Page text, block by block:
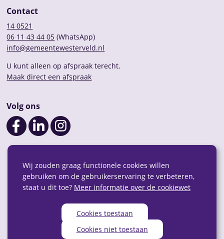
Wij zouden graag functionele cookies willen
gebruiken om de gebruikerservaring te verbeteren,
staat u dit toe? Meer informatie over de cookiewet
Cookies toestaan
Cookies niet toestaan
Contact
14 0521
06 11 43 44 05 (WhatsApp)
info@gemeentewesterveld.nl
U kunt alleen op afspraak terecht.
Maak direct een afspraak
Volg ons
Over deze website Webarchief